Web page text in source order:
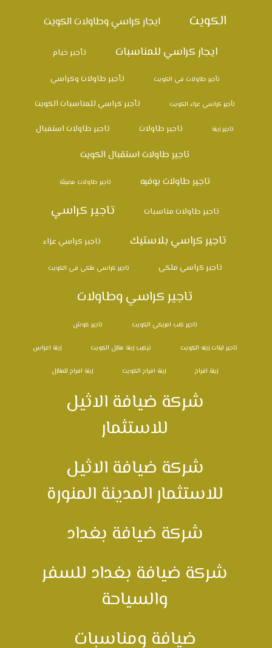
الكويت ايجار كراسي وطاولات الكويت
ايجار كراسي للمناسبات تأجير خيام
تأجير طاولات في الكويت تأجير طاولات وكراسي
تأجير كراسي عزاء الكويت تأجير كراسي للمناسبات الكويت
تاجير زينة تاجير طاولات تاجير طاولات استقبال
تاجير طاولات استقبال الكويت
تاجير طاولات بوفيه
تاجير طاولات مضيئة
تاجير طاولات مناسبات تاجير كراسي
تاجير كراسي بلاستيك تاجير كراسي عزاء
تاجير كراسي ملكي تاجير كراسي ملكي في الكويت
تاجير كراسي وطاولات
تاجير كنب امريكي الكويت تاجير كوش
تاجير ليتات زينه الكويت تركيب زينة منازل الكويت زينة اعراس
زينة افراح زينة افراح الكويت زينة افراح للمنازل
شركة ضيافة الاثيل
للاستثمار
شركة ضيافة الاثيل
للاستثمار المدينة المنورة
شركة ضيافة بغداد
شركة ضيافة بغداد للسفر
والسياحة
ضيافة ومناسبات